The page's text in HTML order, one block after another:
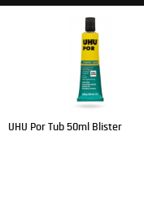
UHU Por Tub 50ml Blister